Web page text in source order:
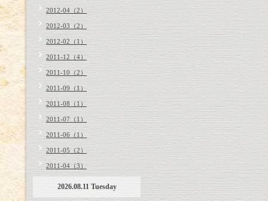
2012-04（2）
2012-03（2）
2012-02（1）
2011-12（4）
2011-10（2）
2011-09（1）
2011-08（1）
2011-07（1）
2011-06（1）
2011-05（2）
2011-04（3）
2026.08.11 Tuesday